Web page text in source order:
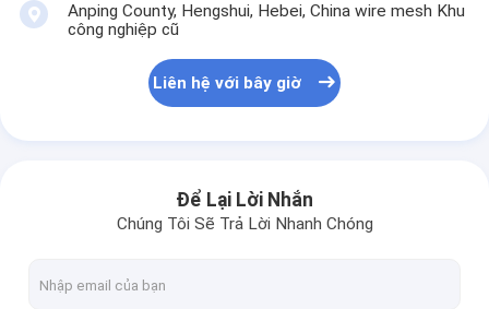
Anping County, Hengshui, Hebei, China wire mesh Khu
công nghiệp cũ
Liên hệ với bây giờ
Để Lại Lời Nhắn
Chúng Tôi Sẽ Trả Lời Nhanh Chóng